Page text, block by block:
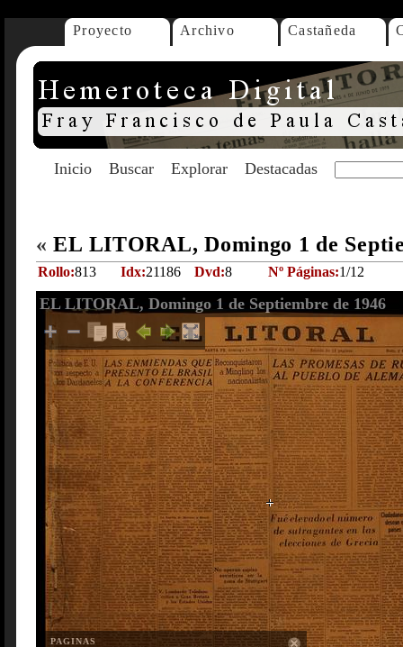
Proyecto Archivo Castañeda
Inicio Buscar Explorar Destacadas
« EL LITORAL, Domingo 1 de
Rollo:813 Idx:21186 Dvd:8 Nº Páginas:1/12
EL LITORAL, Domingo 1 de Septiembre de 1946
PAGINAS